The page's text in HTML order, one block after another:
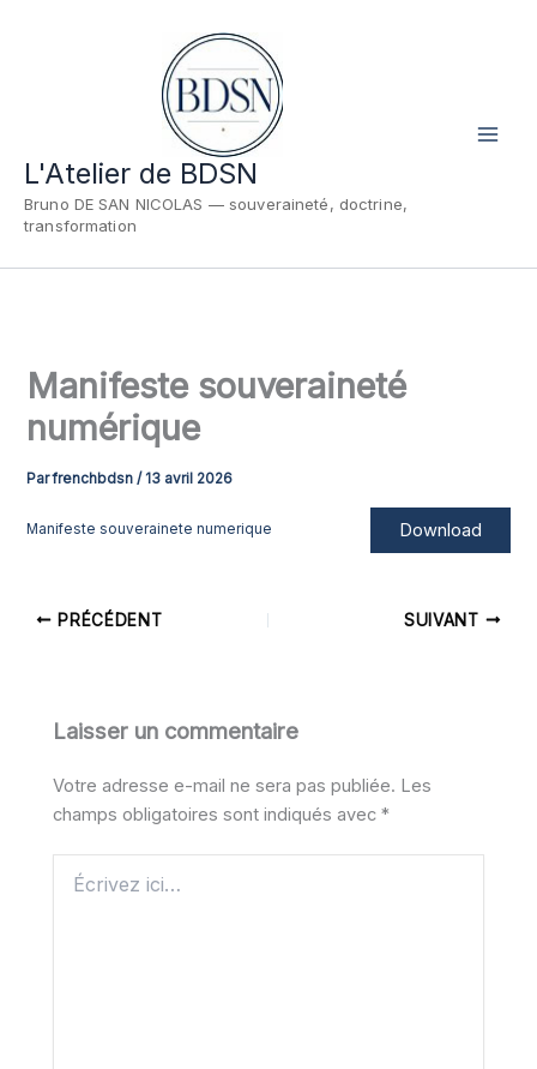
L'Atelier de BDSN
Bruno DE SAN NICOLAS — souveraineté, doctrine,
transformation
Manifeste souveraineté
numérique
Parfrenchbdsn/ 13 avril 2026
Manifeste souverainete numerique Download
PRÉCÉDENT SUIVANT
Laisser un commentaire
Votre adresse e-mail ne sera pas publiée. Les
champs obligatoires sont indiqués avec*
ici…